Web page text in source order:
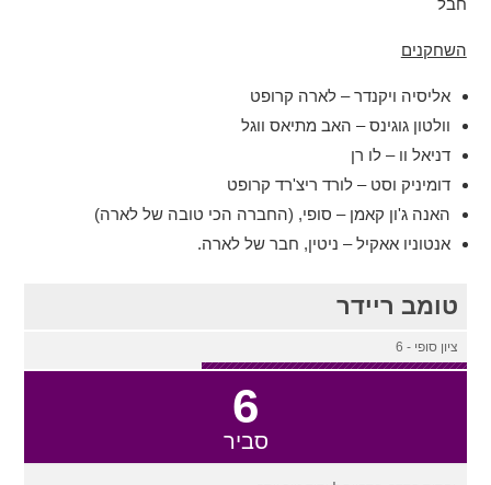
השחקנים
אליסיה ויקנדר – לארה קרופט
וולטון גוגינס – האב מתיאס ווגל
דניאל וו – לו רן
דומיניק וסט – לורד ריצ'רד קרופט
האנה ג'ון קאמן – סופי, (החברה הכי טובה של לארה)
אנטוניו אאקיל – ניטין, חבר של לארה.
טומב ריידר
ציון סופי - 6
6
סביר